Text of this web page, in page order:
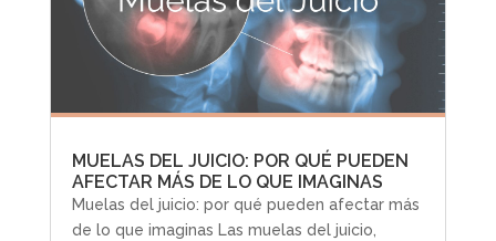
MUELAS DEL JUICIO: POR QUÉ PUEDEN
AFECTAR MÁS DE LO QUE IMAGINAS
Muelas del juicio: por qué pueden afectar más
de lo que imaginas Las muelas del juicio,